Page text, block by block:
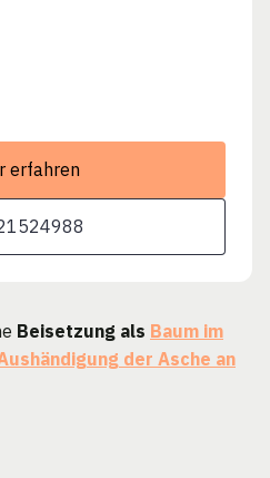
erfahren
Beisetzung als Baum im
der Asche an